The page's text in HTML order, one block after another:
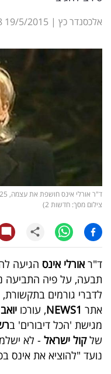
משפט
מדדים
עסקית
ויראלי
טלוויזיה
עסקי
ספורט
קריירה
ולימודים
מינויים
רייטינג
אלכסנדר כץ |
19/5/2015
צילום מסך: חדשות 2)
ד"ראורלי אינס הגיעה
תבעה, על פיה התביעה
לדברי גורמים
אתר NEWS1, עורכו
מגישת 'הכל דיבורים' ב
שלקול ישראל - לא
נועד "להוציא את אינס